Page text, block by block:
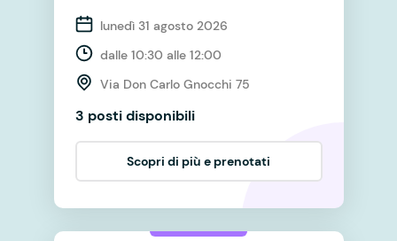
lunedì 31 agosto 2026
dalle 10:30 alle 12:00
Via Don Carlo Gnocchi 75
3 posti disponibili
Scopri di più e prenotati